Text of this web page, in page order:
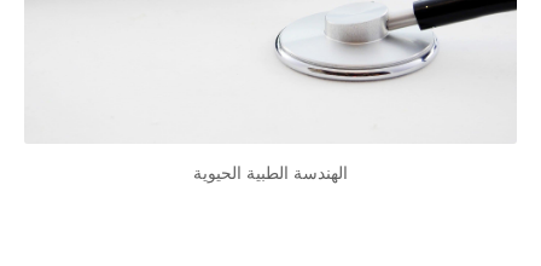
الهندسة الطبية الحيوية